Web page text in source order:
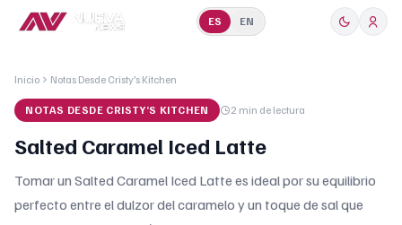
ES EN
Inicio Notas Desde Cristy’s Kitchen
NOTAS DESDE CRISTY’S KITCHEN 2 min de lectura
Salted Caramel Iced Latte
Tomar un Salted Caramel Iced Latte es ideal por su equilibrio
perfecto entre el dulzor del caramelo y un toque de sal que